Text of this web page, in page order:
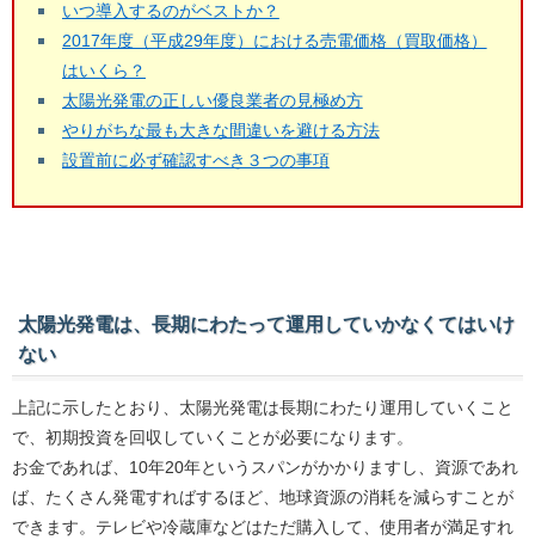
いつ導入するのがベストか？
2017年度（平成29年度）における売電価格（買取価格）
はいくら？
太陽光発電の正しい優良業者の見極め方
やりがちな最も大きな間違いを避ける方法
設置前に必ず確認すべき３つの事項
太陽光発電は、長期にわたって運用していかなくてはいけ
ない
上記に示したとおり、太陽光発電は長期にわたり運用していくこと
で、初期投資を回収していくことが必要になります。
お金であれば、10年20年というスパンがかかりますし、資源であれ
ば、たくさん発電すればするほど、地球資源の消耗を減らすことが
できます。テレビや冷蔵庫などはただ購入して、使用者が満足すれ